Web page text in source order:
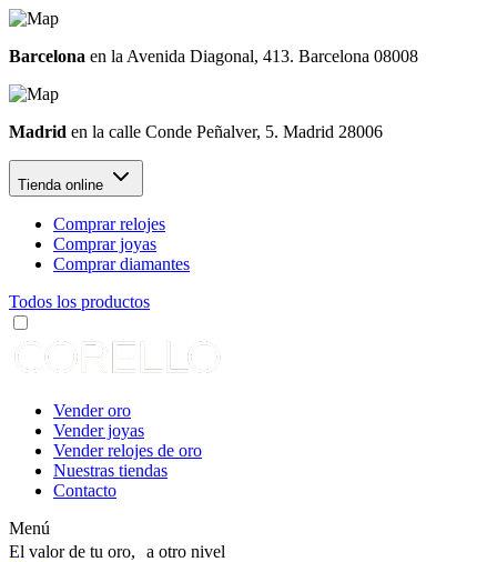
Barcelona en la Avenida Diagonal, 413. Barcelona 08008
Madrid en la calle Conde Peñalver, 5. Madrid 28006
Tienda online
Comprar relojes
Comprar joyas
Comprar diamantes
Todos los productos
Vender oro
Vender joyas
Vender relojes de oro
Nuestras tiendas
Contacto
Menú
El valor de tu oro, a otro nivel